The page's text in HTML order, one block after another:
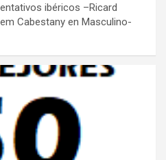
ibéricos –Ricard
Cabestany en Masculino-